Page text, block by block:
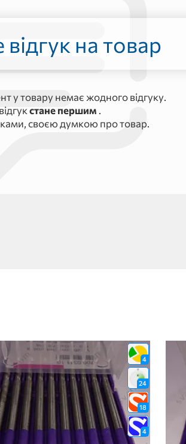
на товар
у товару немає жодного відгуку.
стане першим .
своєю думкою про товар.
4
24
18
4